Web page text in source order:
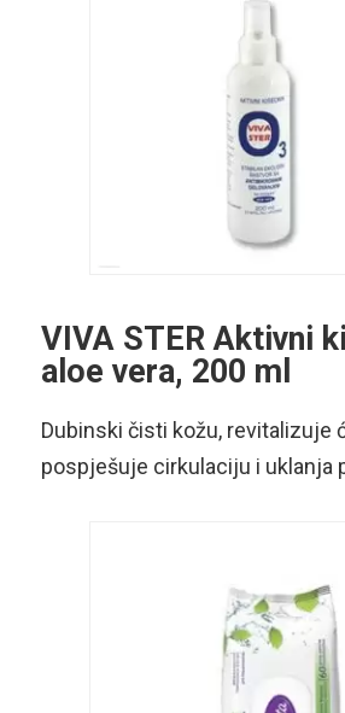
VIVA STER Aktivni
aloe vera, 200 ml
Dubinski čisti kožu, revitalizuje
pospješuje cirkulaciju i uklanja